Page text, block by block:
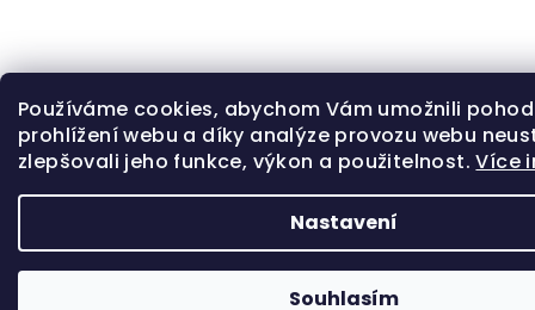
Používáme cookies, abychom Vám umožnili
prohlížení webu a díky analýze provozu webu
zlepšovali jeho funkce, výkon a použitelnost.Více
Nastavení
Souhlasím